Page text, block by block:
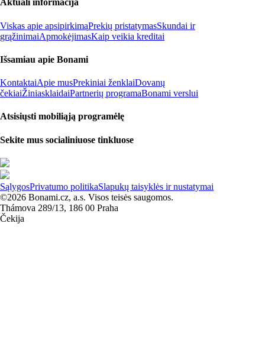
Aktuali informacija
Viskas apie apsipirkimąPrekių pristatymasSkundai ir
grąžinimaiApmokėjimasKaip veikia kreditai
Išsamiau apie Bonami
KontaktaiApie musPrekiniai ženklaiDovanų
čekiaiŽiniasklaidaiPartnerių programaBonami verslui
Atsisiųsti mobiliąją programėlę
Sekite mus socialiniuose tinkluose
SąlygosPrivatumo politikaSlapukų taisyklės ir nustatymai
©2026 Bonami.cz, a.s. Visos teisės saugomos.
Thámova 289/13, 186 00 Praha
Čekija